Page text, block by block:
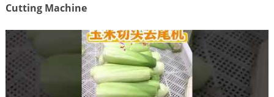
Cutting Machine